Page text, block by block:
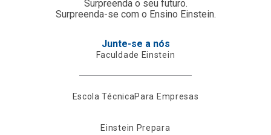
Surpreenda o seu futuro.
Surpreenda-se com o Ensino Einstein.
Junte-se a nós
Faculdade Einstein
Escola TécnicaPara Empresas
Einstein Prepara